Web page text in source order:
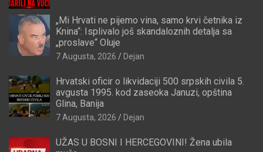
„Mi Hrvati ne pijemo vina, samo krvi četnika iz
Knina“: Isplivalo još skandaloznih detalja sa
„proslave“ Oluje
7 Augusta, 2026 Dejan
Hrvatski oficir o likvidaciji 500 srpskih civila 5.
avgusta 1995. kod zaseoka Januzi, opština
Glina, Banija
7 Augusta, 2026 Dejan
UŽAS U BOSNI I HERCEGOVINI! Žena ubila